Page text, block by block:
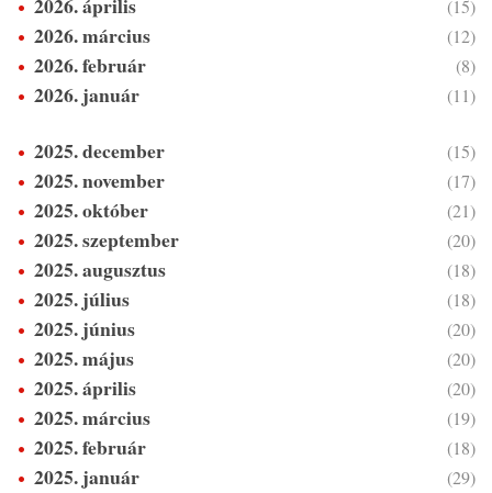
2026. április (15)
2026. március (12)
2026. február (8)
2026. január (11)
2025. december (15)
2025. november (17)
2025. október (21)
2025. szeptember (20)
2025. augusztus (18)
2025. július (18)
2025. június (20)
2025. május (20)
2025. április (20)
2025. március (19)
2025. február (18)
2025. január (29)